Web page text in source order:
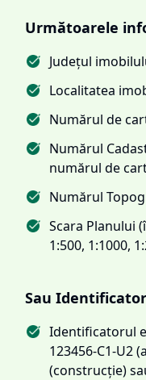
Următoarele
Județul
Localitatea
Numărul de
Numărul
numărul de
Numărul
Scara Planului
1:500, 1:1000,
Sau
Identificatorul
123456-C1-U2
(construcție)